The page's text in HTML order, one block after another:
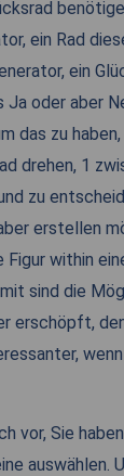
ein Rad
ein
Ja oder aber
das zu
drehen, 1
zu
erstellen
Figur within
sind die
erschöpft,
vor, Sie
auswählen.